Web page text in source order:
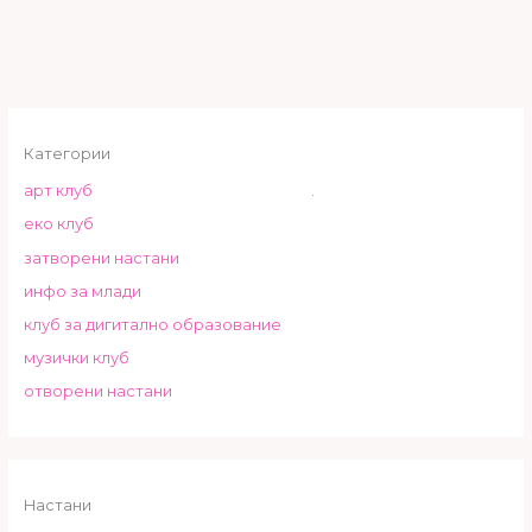
Категории
арт клуб
еко клуб
затворени настани
инфо за млади
клуб за дигитално образование
музички клуб
отворени настани
.
Настани